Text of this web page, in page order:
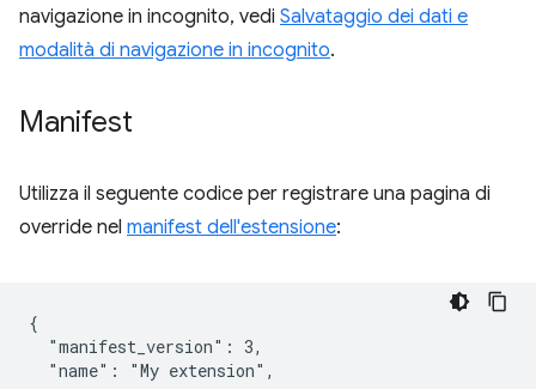
navigazione in incognito, vedi Salvataggio dei dati e
modalità di navigazione in incognito.
Manifest
Utilizza il seguente codice per registrare una pagina di
override nel manifest dell'estensione:
{
  "manifest_version": 3,
  "name": "My extension",